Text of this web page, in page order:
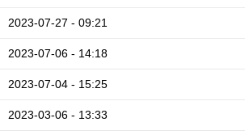
2023-07-27 - 09:21
2023-07-06 - 14:18
2023-07-04 - 15:25
2023-03-06 - 13:33